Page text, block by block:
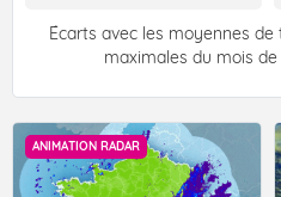
Écarts avec les moyennes
maximales du mois de
ANIMATION RADAR